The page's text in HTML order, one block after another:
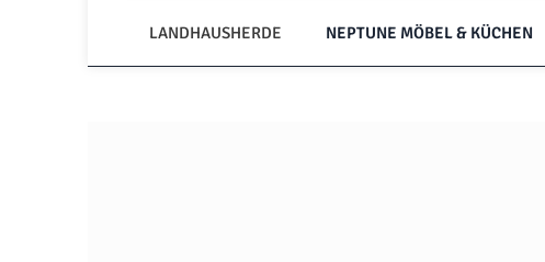
LANDHAUSHERDE NEPTUNE MÖBEL & KÜCHEN